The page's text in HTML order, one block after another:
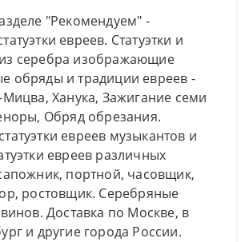
"Рекомендуем" -
евреев. Статуэтки и
серебра изображающие
обряды и традиции евреев -
Ханука, Зажигание семи
Обряд обрезания.
евреев музыкантов и
евреев различных
портной, часовщик,
ростовщик. Серебряные
Доставка по Москве, в
и другие города России.